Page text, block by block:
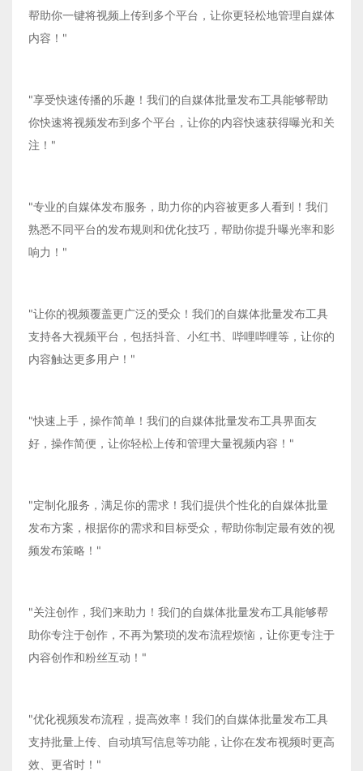
帮助你一键将视频上传到多个平台，让你更轻松地管理自媒体
内容！"
"享受快速传播的乐趣！我们的自媒体批量发布工具能够帮助
你快速将视频发布到多个平台，让你的内容快速获得曝光和关
注！"
"专业的自媒体发布服务，助力你的内容被更多人看到！我们
熟悉不同平台的发布规则和优化技巧，帮助你提升曝光率和影
响力！"
"让你的视频覆盖更广泛的受众！我们的自媒体批量发布工具
支持各大视频平台，包括抖音、小红书、哔哩哔哩等，让你的
内容触达更多用户！"
"快速上手，操作简单！我们的自媒体批量发布工具界面友
好，操作简便，让你轻松上传和管理大量视频内容！"
"定制化服务，满足你的需求！我们提供个性化的自媒体批量
发布方案，根据你的需求和目标受众，帮助你制定最有效的视
频发布策略！"
"关注创作，我们来助力！我们的自媒体批量发布工具能够帮
助你专注于创作，不再为繁琐的发布流程烦恼，让你更专注于
内容创作和粉丝互动！"
"优化视频发布流程，提高效率！我们的自媒体批量发布工具
支持批量上传、自动填写信息等功能，让你在发布视频时更高
效、更省时！"